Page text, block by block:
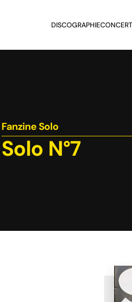
DISCOGRAPHIE
Fanzine Solo
Solo N°7